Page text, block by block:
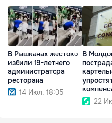
В Рышканах жестоко
избили 19-летнего
администратора
ресторана
14 Июл. 18:05
В
22